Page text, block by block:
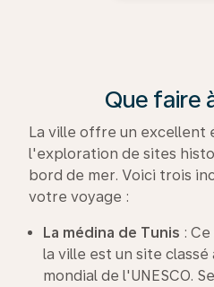
Que faire
La ville offre un excellent
l'exploration de sites
bord de mer. Voici trois
votre voyage :
La médina de Tunis :
la ville est un site
mondial de l'UNESCO.